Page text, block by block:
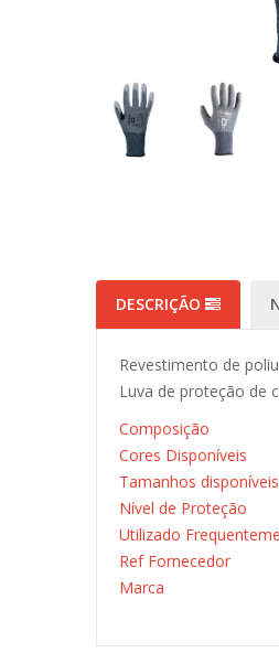
DESCRIÇÃO
Revestimento de
Luva de proteção de
Composição
Cores Disponíveis
Tamanhos disponíveis
Nível de Proteção
Utilizado
Ref Fornecedor
Marca